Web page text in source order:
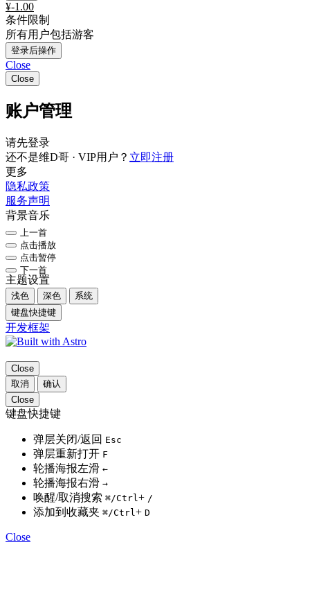
¥-1.00
条件限制
所有用户包括游客
登录后操作
Close
Close
账户管理
请先登录
还不是维D哥 · VIP用户？ 立即注册
更多
隐私政策
服务声明
背景音乐
上一首
点击播放
点击暂停
下一首
主题设置
浅色 深色
系统
键盘快捷键
开发框架
Close
取消
确认
Close
键盘快捷键
弹层关闭/返回 Esc
弹层重新打开 F
轮播海报左滑 ←
轮播海报右滑 →
唤醒/取消搜索 ⌘/Ctrl + /
添加到收藏夹 ⌘/Ctrl + D
Close